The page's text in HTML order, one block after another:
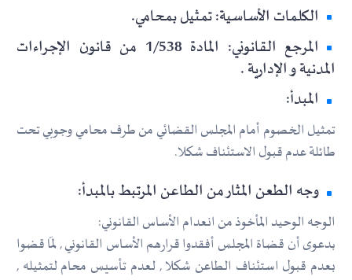
الكلمات الأساسية: تمثيل بمحامي.
المرجع القانوني: المادة 1/538 من قانون الإجراءات
المدنية و الإدارية .
المبدأ:
تمثيل الخصوم أمام المجلس القضائي من طرف محامي وجوبي تحت
طائلة عدم قبول الاستئناف شكلا.
وجه الطعن المثار من الطاعن المرتبط بالمبدأ:
الوجه الوحيد المأخوذ من انعدام الأساس القانوني:
بدعوى أن قضاة المجلس أفقدوا قرارهم الأساس القانوني , لمّا قضوا
بعدم قبول استئناف الطاعن شكلا , لعدم تأسيس محام لتمثيله ,